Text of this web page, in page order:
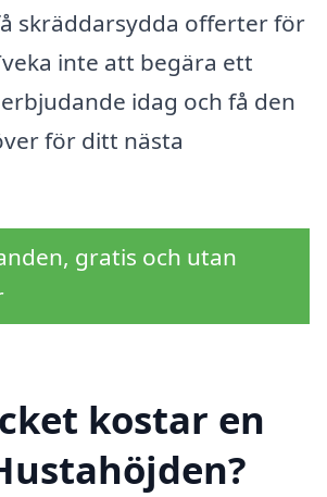
skräddarsydda offerter för
inte att begära ett
idag och få den
för ditt nästa
gratis och utan
kostar en